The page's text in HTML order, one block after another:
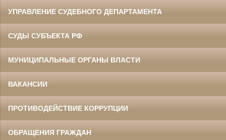
УПРАВЛЕНИЕ СУДЕБНОГО ДЕПАРТАМЕНТА
СУДЫ СУБЪЕКТА РФ
МУНИЦИПАЛЬНЫЕ ОРГАНЫ ВЛАСТИ
ВАКАНСИИ
ПРОТИВОДЕЙСТВИЕ КОРРУПЦИИ
ОБРАЩЕНИЯ ГРАЖДАН